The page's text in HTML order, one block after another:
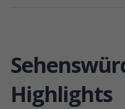
Highlights